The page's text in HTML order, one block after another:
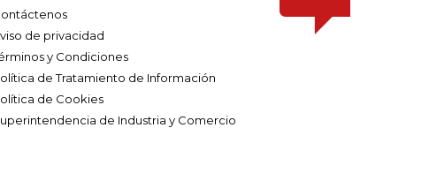
de privacidad
y Condiciones
de Tratamiento de Información
de Cookies
de Industria y Comercio